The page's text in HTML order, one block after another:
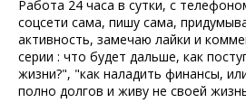
Работа 24 часа в сутки, с
соцсети сама, пишу сама,
активность, замечаю лайки и
серии : что будет дальше, как
жизни?", "как наладить финансы,
полно долгов и живу не своей